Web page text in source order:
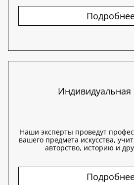
Индивидуальная
Наши эксперты проведут
вашего предмета искусства,
авторство, историю и